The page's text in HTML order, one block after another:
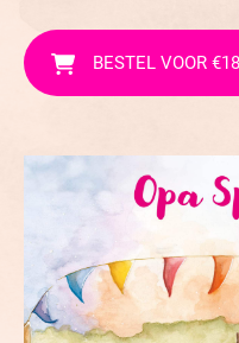
BESTEL VOOR